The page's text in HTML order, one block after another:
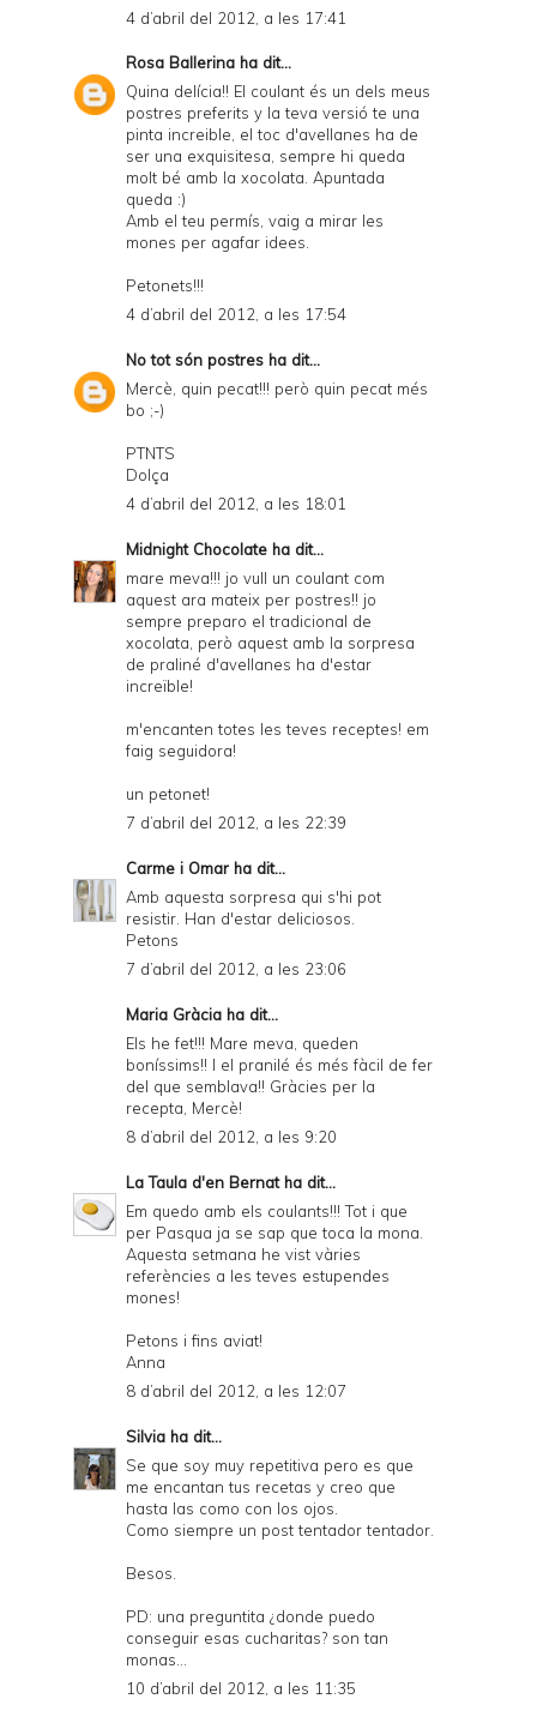
4 d’abril del 2012, a les 17:41
Rosa Ballerina ha dit...
Quina delícia!! El coulant és un dels meus
postres preferits y la teva versió te una
pinta increible, el toc d'avellanes ha de
ser una exquisitesa, sempre hi queda
molt bé amb la xocolata. Apuntada
queda :)
Amb el teu permís, vaig a mirar les
mones per agafar idees.
Petonets!!!
4 d’abril del 2012, a les 17:54
No tot són postres ha dit...
Mercè, quin pecat!!! però quin pecat més
bo ;-)
PTNTS
Dolça
4 d’abril del 2012, a les 18:01
Midnight Chocolate ha dit...
mare meva!!! jo vull un coulant com
aquest ara mateix per postres!! jo
sempre preparo el tradicional de
xocolata, però aquest amb la sorpresa
de praliné d'avellanes ha d'estar
increïble!
m'encanten totes les teves receptes! em
faig seguidora!
un petonet!
7 d’abril del 2012, a les 22:39
Carme i Omar ha dit...
Amb aquesta sorpresa qui s'hi pot
resistir. Han d'estar deliciosos.
Petons
7 d’abril del 2012, a les 23:06
Maria Gràcia ha dit...
Els he fet!!! Mare meva, queden
boníssims!! I el pranilé és més fàcil de fer
del que semblava!! Gràcies per la
recepta, Mercè!
8 d’abril del 2012, a les 9:20
La Taula d'en Bernatha dit...
Em quedo amb els coulants!!! Tot i que
per Pasqua ja se sap que toca la mona.
Aquesta setmana he vist vàries
referències a les teves estupendes
mones!
Petons i fins aviat!
Anna
8 d’abril del 2012, a les 12:07
Silvia ha dit...
Se que soy muy repetitiva pero es que
me encantan tus recetas y creo que
hasta las como con los ojos.
Como siempre un post tentador tentador.
Besos.
PD: una preguntita ¿donde puedo
conseguir esas cucharitas? son tan
monas...
10 d’abril del 2012, a les 11:35